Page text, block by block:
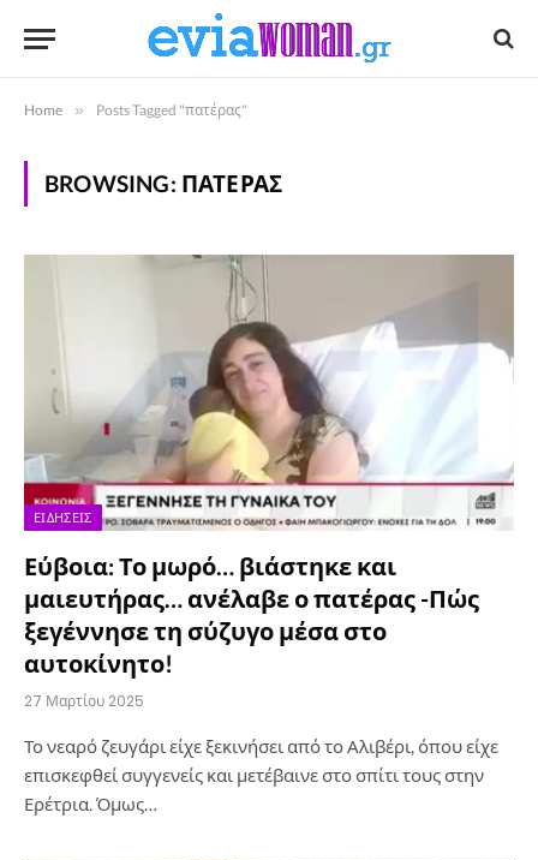
Home » Posts Tagged "πατέρας"
BROWSING: ΠΑΤΈΡΑΣ
ΕΙΔΉΣΕΙΣ
Εύβοια: Το μωρό… βιάστηκε και
μαιευτήρας… ανέλαβε ο πατέρας -Πώς
ξεγέννησε τη σύζυγο μέσα στο
αυτοκίνητο!
27 Μαρτίου 2025
Το νεαρό ζευγάρι είχε ξεκινήσει από το Αλιβέρι, όπου είχε
επισκεφθεί συγγενείς και μετέβαινε στο σπίτι τους στην
Ερέτρια. Όμως…